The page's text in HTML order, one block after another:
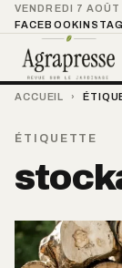
VENDREDI 7
FACEBOOK
ACCUEIL ›
ÉTIQUETTE